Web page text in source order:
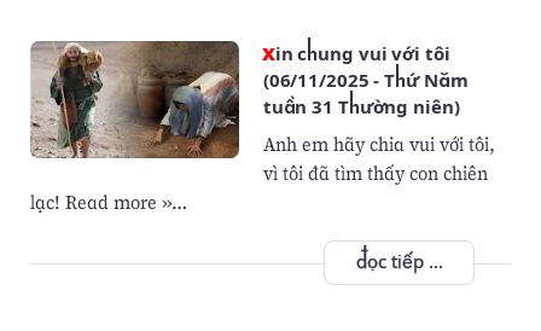
Xin chung vui với tôi
(06/11/2025 - Thứ Năm
tuần 31 Thường niên)
Anh em hãy chia vui với tôi,
vì tôi đã tìm thấy con chiên
lạc! Read more »…
đọc tiếp ...